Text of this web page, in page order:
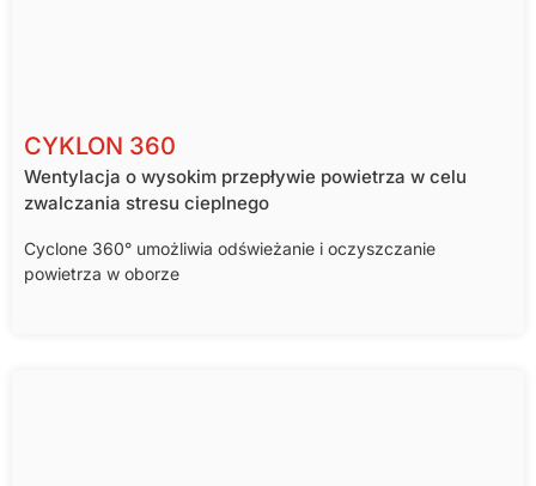
CYKLON 360
Wentylacja o wysokim przepływie powietrza w celu
zwalczania stresu cieplnego
Cyclone 360° umożliwia odświeżanie i oczyszczanie
powietrza w oborze